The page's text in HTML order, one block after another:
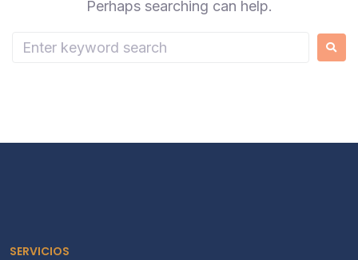
Perhaps searching can help.
SERVICIOS